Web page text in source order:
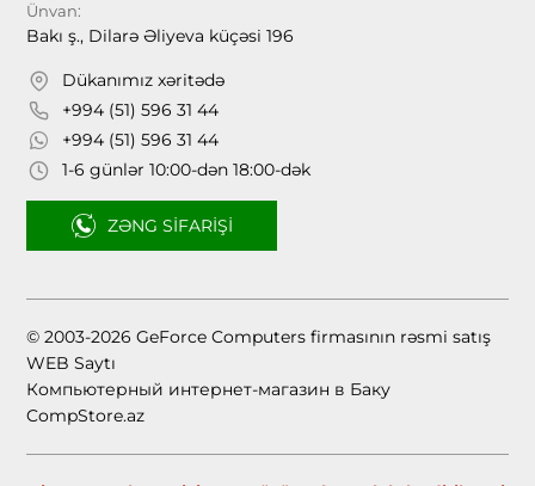
Ünvan:
Bakı ş., Dilarə Əliyeva küçəsi 196
Dükanımız xəritədə
+994 (51) 596 31 44
+994 (51) 596 31 44
1-6 günlər 10:00-dən 18:00-dək
ZƏNG SIFARIŞI
© 2003-2026 GeForce Computers firmasının rəsmi satış
WEB Saytı
Компьютерный интернет-магазин в Баку
CompStore.az